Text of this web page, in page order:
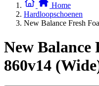
Home
Hardloopschoenen
New Balance Fresh
New Balance
860v14